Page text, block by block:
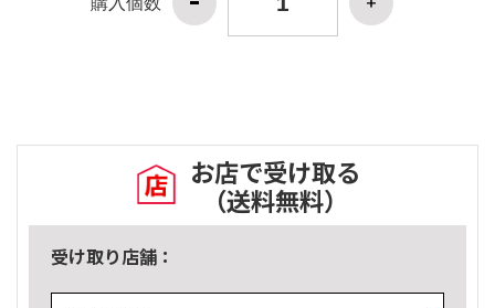
お店で受け取る
（送料無料）
受け取り店舗：